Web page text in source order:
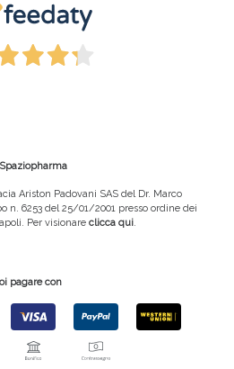
Spaziopharma
Ariston Padovani SAS del Dr. Marco
n. 6253 del 25/01/2001 presso ordine dei
Per visionare clicca qui.
pagare con